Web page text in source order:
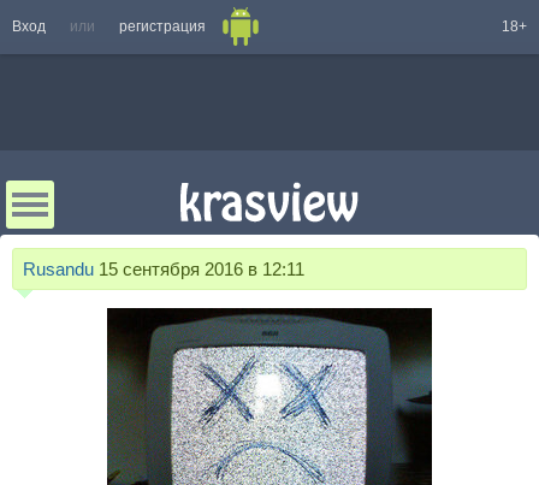
Вход или регистрация 18+
Rusandu 15 сентября 2016 в 12:11